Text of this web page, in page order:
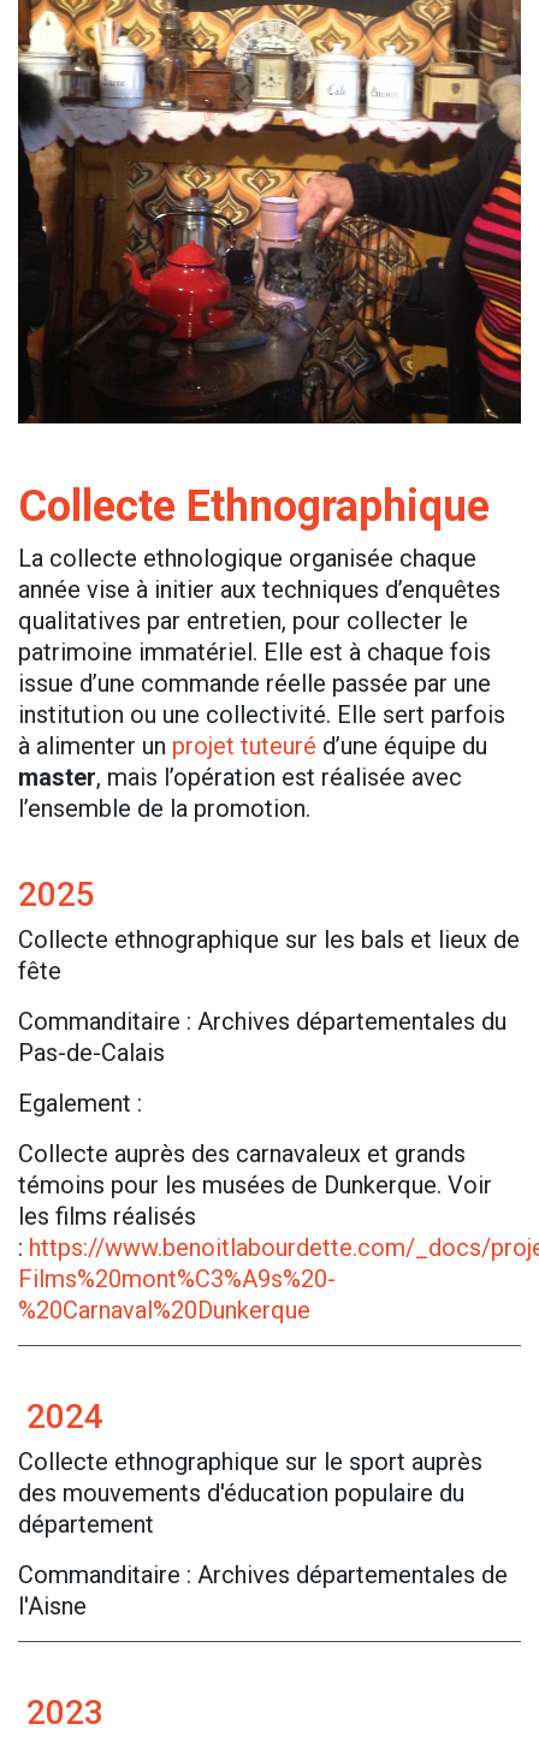
Collecte Ethnographique
La collecte ethnologique organisée chaque
année vise à initier aux techniques d’enquêtes
qualitatives par entretien, pour collecter le
patrimoine immatériel. Elle est à chaque fois
issue d’une commande réelle passée par une
institution ou une collectivité. Elle sert parfois
à alimenter un projet tuteuré d’une équipe du
master, mais l’opération est réalisée avec
l’ensemble de la promotion.
2025
Collecte ethnographique sur les bals et lieux de
fête
Commanditaire : Archives départementales du
Pas-de-Calais
Egalement :
Collecte auprès des carnavaleux et grands
témoins pour les musées de Dunkerque. Voir
les films réalisés
: https://www.benoitlabourdette.com/_docs/
Films%20mont%C3%A9s%20-
%20Carnaval%20Dunkerque
2024
Collecte ethnographique sur le sport auprès
des mouvements d'éducation populaire du
département
Commanditaire : Archives départementales de
l'Aisne
2023